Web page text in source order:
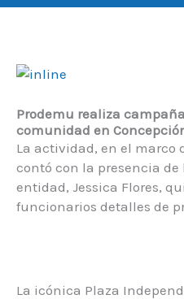
Prodemu realiza
comunidad en
La actividad, en el marco
contó con la presencia
entidad, Jessica Flores,
funcionarios detalles de
La icónica Plaza